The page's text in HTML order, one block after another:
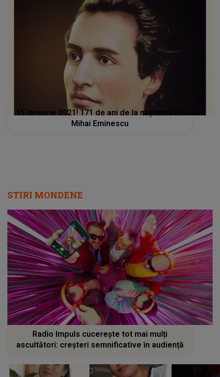
15 ianuarie 2021! 171 de ani de la nașterea lui
Mihai Eminescu
STIRI MONDENE
Radio Impuls cucerește tot mai mulți
ascultători: creșteri semnificative în audiență